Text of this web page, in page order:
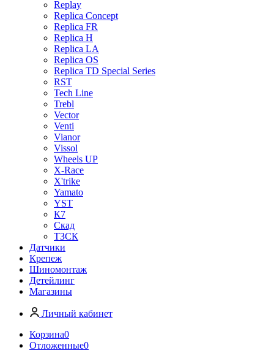
Replay
Replica Concept
Replica FR
Replica H
Replica LA
Replica OS
Replica TD Special Series
RST
Tech Line
Trebl
Vector
Venti
Vianor
Vissol
Wheels UP
X-Race
X'trike
Yamato
YST
К7
Скад
ТЗСК
Датчики
Крепеж
Шиномонтаж
Детейлинг
Магазины
Личный кабинет
Корзина0
Отложенные0